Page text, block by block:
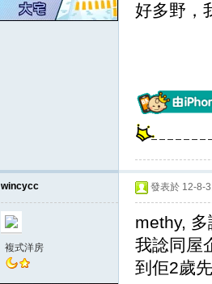
好多野，
wincycc
複式洋房
發表於 12-8-
methy,
我諗同屋
到佢2歲